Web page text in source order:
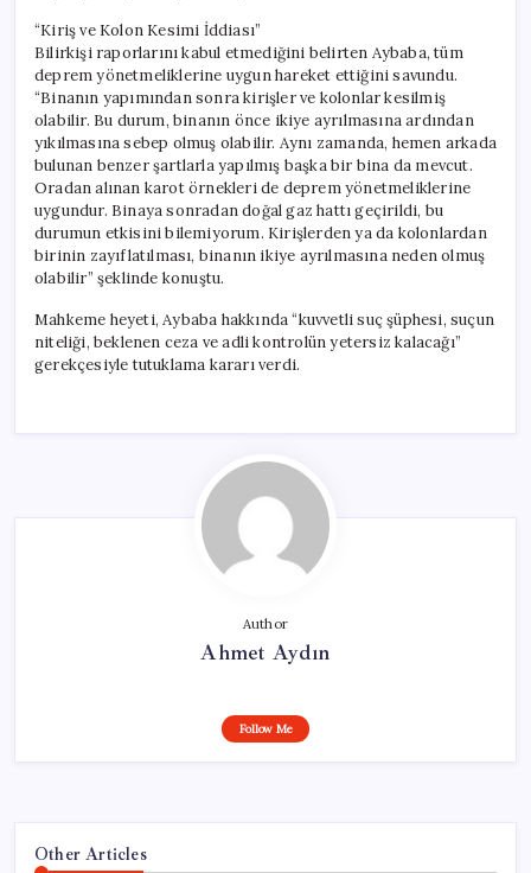
“Kiriş ve Kolon Kesimi İddiası”
Bilirkişi raporlarını kabul etmediğini belirten Aybaba, tüm
deprem yönetmeliklerine uygun hareket ettiğini savundu.
“Binanın yapımından sonra kirişler ve kolonlar kesilmiş
olabilir. Bu durum, binanın önce ikiye ayrılmasına ardından
yıkılmasına sebep olmuş olabilir. Aynı zamanda, hemen arkada
bulunan benzer şartlarla yapılmış başka bir bina da mevcut.
Oradan alınan karot örnekleri de deprem yönetmeliklerine
uygundur. Binaya sonradan doğal gaz hattı geçirildi, bu
durumun etkisini bilemiyorum. Kirişlerden ya da kolonlardan
birinin zayıflatılması, binanın ikiye ayrılmasına neden olmuş
olabilir” şeklinde konuştu.
Mahkeme heyeti, Aybaba hakkında “kuvvetli suç şüphesi, suçun
niteliği, beklenen ceza ve adli kontrolün yetersiz kalacağı”
gerekçesiyle tutuklama kararı verdi.
Author
Ahmet Aydın
Follow Me
Other Articles